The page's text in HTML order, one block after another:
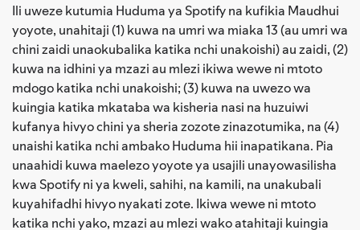
Ili uweze kutumia Huduma ya Spotify na kufikia Maudhui
yoyote, unahitaji (1) kuwa na umri wa miaka 13 (au umri wa
chini zaidi unaokubalika katika nchi unakoishi) au zaidi, (2)
kuwa na idhini ya mzazi au mlezi ikiwa wewe ni mtoto
mdogo katika nchi unakoishi; (3) kuwa na uwezo wa
kuingia katika mkataba wa kisheria nasi na huzuiwi
kufanya hivyo chini ya sheria zozote zinazotumika, na (4)
unaishi katika nchi ambako Huduma hii inapatikana. Pia
unaahidi kuwa maelezo yoyote ya usajili unayowasilisha
kwa Spotify ni ya kweli, sahihi, na kamili, na unakubali
kuyahifadhi hivyo nyakati zote. Ikiwa wewe ni mtoto
katika nchi yako, mzazi au mlezi wako atahitaji kuingia